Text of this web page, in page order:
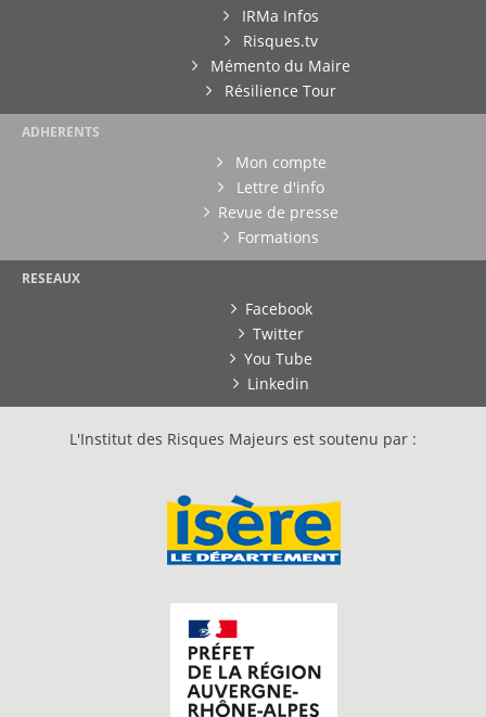
IRMa Infos
Risques.tv
Mémento du Maire
Résilience Tour
ADHERENTS
Mon compte
Lettre d'info
Revue de presse
Formations
RESEAUX
Facebook
Twitter
You Tube
Linkedin
L'Institut des Risques Majeurs est soutenu par :